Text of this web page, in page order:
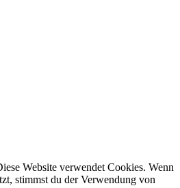
Website verwendet Cookies. Wenn
stimmst du der Verwendung von